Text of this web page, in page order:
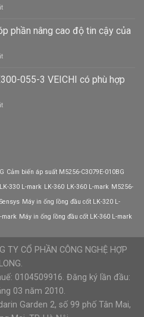
CP-
giá
ở
dụng
của
động
CX300-
VEICHI
phần nâng cao độ tin cậy của
ở
4PT
phần
của
thống
055-3 VEICHI có phù hợp
ở
VEICHI
có
hợp
với
nặng?
Cảm biến áp suất M5256-C3079E-010BG
LK-330 L-mark LK-360 LK-360 L-mark M5256-
Máy in ống lồng đầu cốt LK-320 L-
mark Máy in ống lồng đầu cốt LK-360 L-mark
CỔ PHẦN CÔNG NGHỆ HỢP
LONG.
0104509916. Đăng ký lần đầu:
03 năm 2010.
Garden 2, số 99 phố Tân Mai,